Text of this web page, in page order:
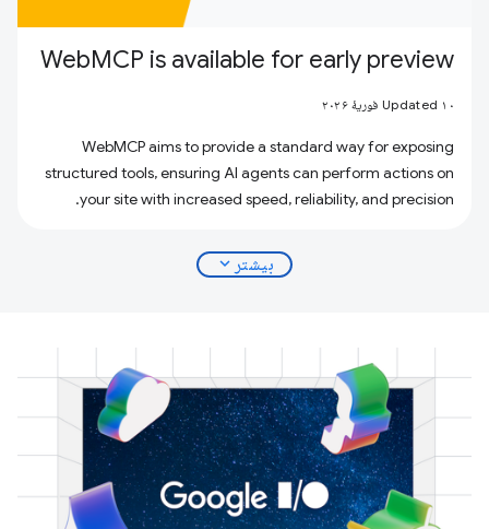
WebMCP is available for early preview
Updated ۱۰ فوریهٔ ۲۰۲۶
WebMCP aims to provide a standard way for exposing
structured tools, ensuring AI agents can perform actions on
your site with increased speed, reliability, and precision.
بیشتر expand_more